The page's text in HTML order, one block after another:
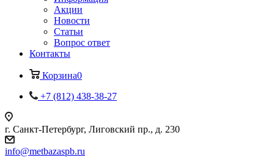
Акции
Новости
Статьи
Вопрос ответ
Контакты
Корзина0
+7 (812) 438-38-27
г. Санкт-Петербург, Лиговский пр., д. 230
info@metbazaspb.ru